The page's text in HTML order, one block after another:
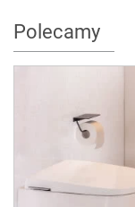
Polecamy